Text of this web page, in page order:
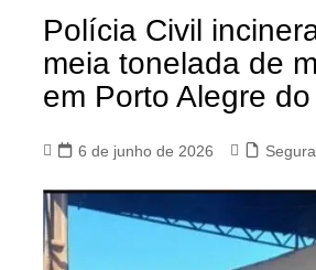
Polícia Civil
meia tonelada de
em Porto Alegre
6 de junho de 2026